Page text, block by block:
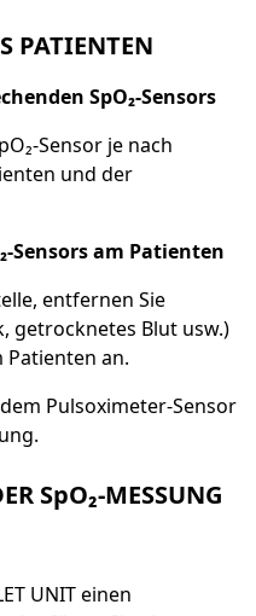
PATIENTEN
SpO₂-Sensors
Sensor je nach
und der
Sensors am Patienten
entfernen Sie
getrocknetes Blut usw.)
Patienten an.
Pulsoximeter-Sensor
SpO₂-MESSUNG
UNIT einen